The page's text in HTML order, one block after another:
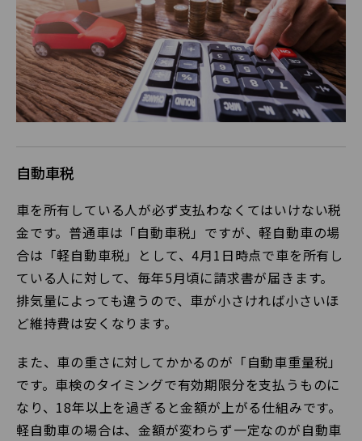
自動車税
車を所有している人が必ず支払わなくてはいけない税
金です。普通車は「自動車税」ですが、軽自動車の場
合は「軽自動車税」として、4月1日時点で車を所有し
ている人に対して、毎年5月頃に請求書が届きます。
排気量によっても違うので、車が小さければ小さいほ
ど維持費は安くなります。
また、車の重さに対してかかるのが「自動車重量税」
です。車検のタイミングで有効期限分を支払うものに
なり、18年以上を過ぎると金額が上がる仕組みです。
軽自動車の場合は、金額が変わらず一定なのが自動車